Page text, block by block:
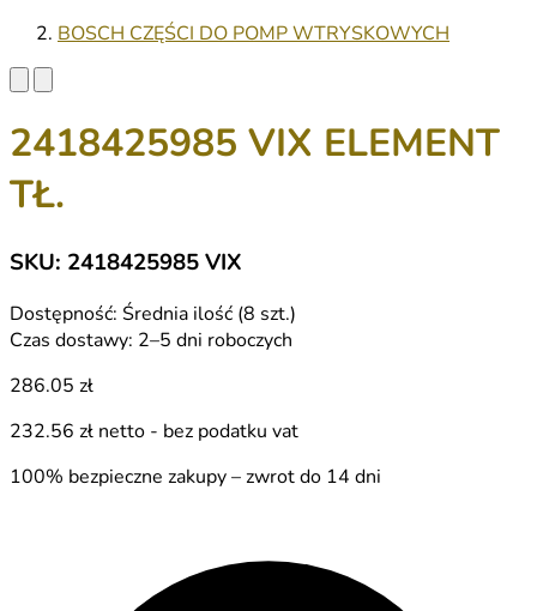
BOSCH CZĘŚCI DO POMP WTRYSKOWYCH
2418425985 VIX ELEMENT
TŁ.
SKU: 2418425985 VIX
Dostępność: Średnia ilość (8 szt.)
Czas dostawy: 2–5 dni roboczych
286.05 zł
232.56 zł netto - bez podatku vat
100% bezpieczne zakupy – zwrot do 14 dni